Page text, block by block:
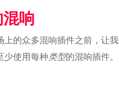
响
上的众多混响插件之前，让
少使用每种类型的混响插件。